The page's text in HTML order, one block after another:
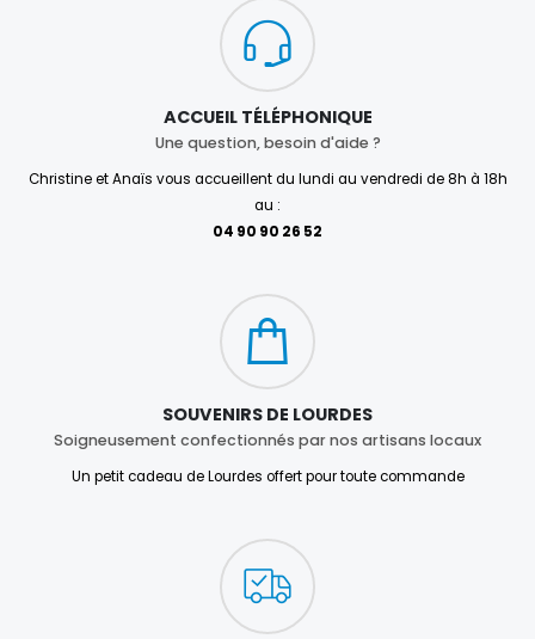
ACCUEIL TÉLÉPHONIQUE
Une question, besoin d'aide ?
Christine et Anaïs vous accueillent du lundi au vendredi de 8h à 18h
au :
04 90 90 26 52
SOUVENIRS DE LOURDES
Soigneusement confectionnés par nos artisans locaux
Un petit cadeau de Lourdes offert pour toute commande